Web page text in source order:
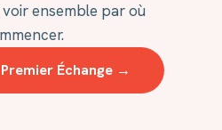
ensemble par où
Échange →